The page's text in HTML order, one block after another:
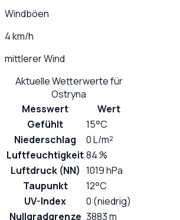
Windböen
4 km/h
mittlerer Wind
Aktuelle Wetterwerte für
Ostryna
Messwert
Wert
Gefühlt
15°C
Niederschlag
0 L/m²
Luftfeuchtigkeit84 %
Luftdruck (NN) 1019 hPa
Taupunkt
12°C
UV-Index
0 (niedrig)
Nullgradgrenze 3883 m